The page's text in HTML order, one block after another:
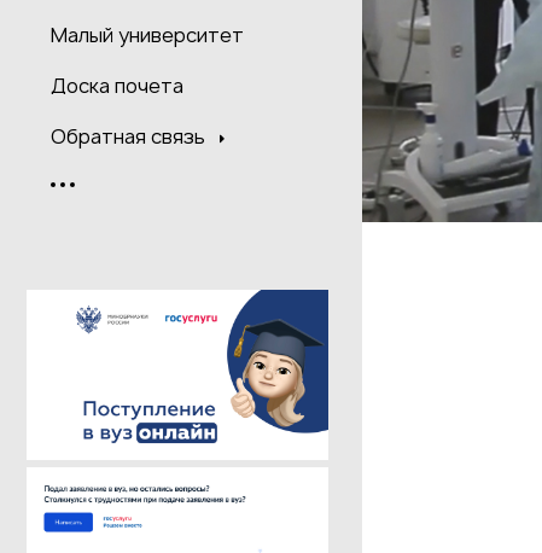
Малый университет
Доска почета
Обратная связь